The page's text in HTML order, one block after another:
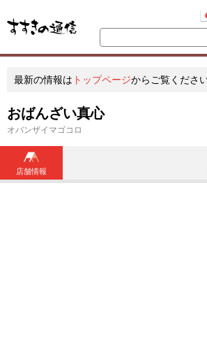
最新の情報は トップページからご覧くださ
おばんざい真心
オバンザイマゴコロ
店舗情報